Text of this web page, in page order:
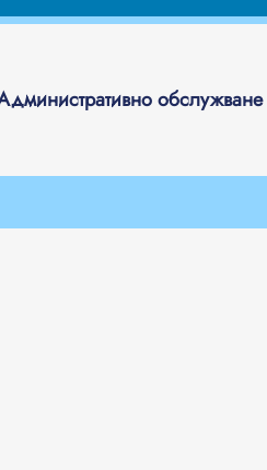
обслужване